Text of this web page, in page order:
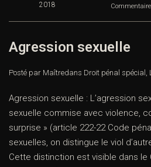
2018 Commentaire
Agression sexuelle
Posté par Maîtredans Droit pénal spécial
Agression sexuelle : L’agression
sexuelle commise avec violence,
surprise » (article 222-22 Code
sexuelles, on distingue le viol
Cette distinction est visible dans le